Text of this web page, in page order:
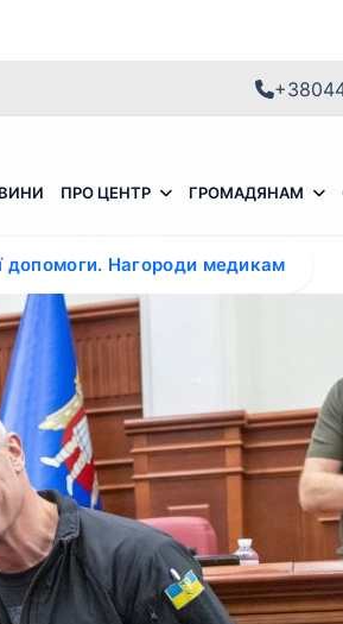
ПРО ЦЕНТР ГРОМАДЯНАМ
допомоги. Нагороди медикам